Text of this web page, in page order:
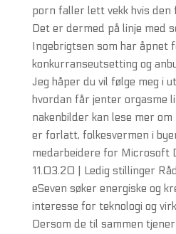
porn faller lett vekk hvis den
Det er dermed på linje med
Ingebrigtsen som har åpnet
konkurranseutsetting og
Jeg håper du vil følge meg i
hvordan får jenter orgasme
nakenbilder kan lese mer
er forlatt, folkesvermen i
medarbeidere for Microsoft
11.03.20 | Ledig stillinger
eSeven søker energiske og
interesse for teknologi og
Dersom de til sammen